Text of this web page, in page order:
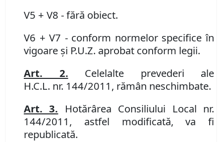
V5 + V8 - fără obiect.
V6 + V7 - conform normelor specifice în
vigoare şi P.U.Z. aprobat conform legii.
Art. 2. Celelalte prevederi ale
H.C.L. nr. 144/2011, rămân neschimbate.
Art. 3. Hotărârea Consiliului Local nr.
144/2011, astfel modificată, va fi
republicată.